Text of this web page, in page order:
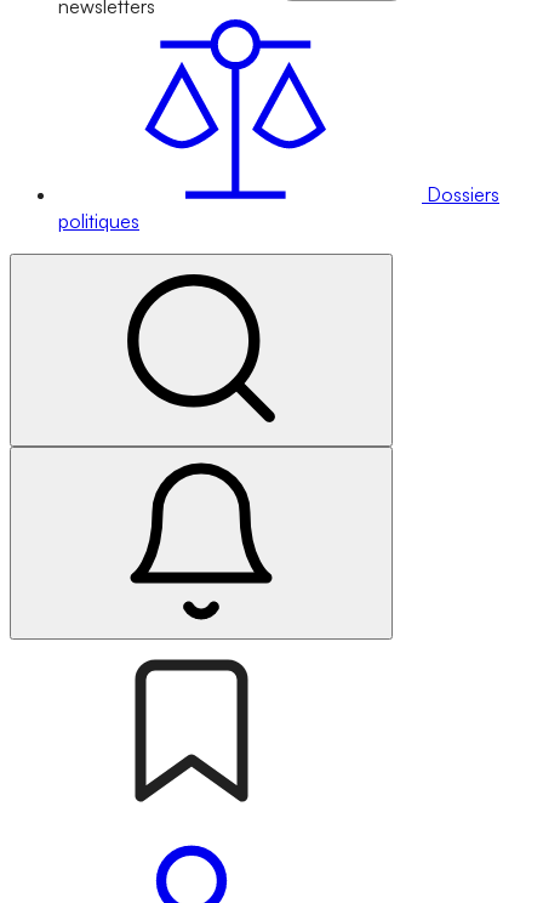
newsletters
Dossiers
politiques